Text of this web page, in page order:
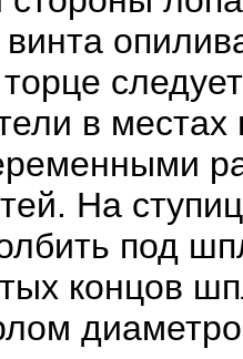
винта
в
На
под
концов